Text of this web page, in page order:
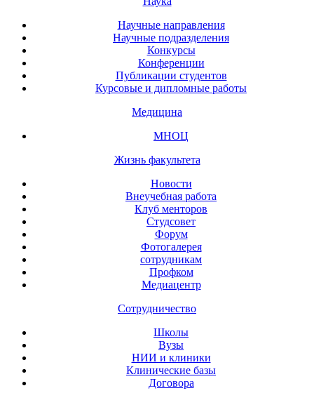
Научные направления
Научные подразделения
Конкурсы
Конференции
Публикации студентов
Курсовые и дипломные работы
Медицина
МНОЦ
Жизнь факультета
Новости
Внеучебная работа
Клуб менторов
Студсовет
Форум
Фотогалерея
сотрудникам
Профком
Медиацентр
Сотрудничество
Школы
Вузы
НИИ и клиники
Клинические базы
Договора